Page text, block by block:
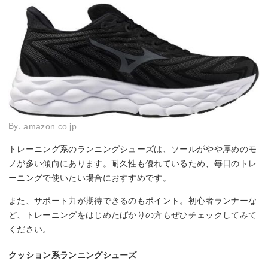
By:amazon.co.jp
トレーニング系のランニングシューズは、ソールがやや厚めのモ
ノが多い傾向にあります。耐久性も優れているため、毎日のトレ
ーニングで使いたい場合におすすめです。
また、サポート力が期待できるのもポイント。初心者ランナーな
ど、トレーニングをはじめたばかりの方もぜひチェックしてみて
ください。
クッション系ランニングシューズ